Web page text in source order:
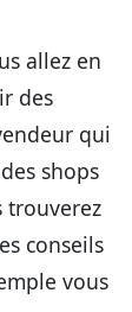
allez en
des
qui
shops
trouverez
conseils
vous